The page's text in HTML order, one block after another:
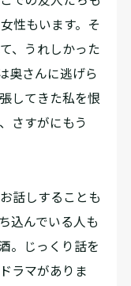
性もいます。そ
、うれしかった
奥さんに逃げら
してきた私を恨
さすがにもう
話しすることも
込んでいる人も
。じっくり話を
ラマがありま